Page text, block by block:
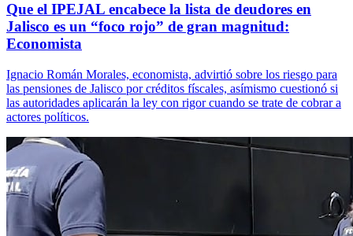
Que el IPEJAL encabece la lista de deudores en
Jalisco es un “foco rojo” de gran magnitud:
Economista
Ignacio Román Morales, economista, advirtió sobre los riesgo para
las pensiones de Jalisco por créditos físcales, asímismo cuestionó si
las autoridades aplicarán la ley con rigor cuando se trate de cobrar a
actores políticos.